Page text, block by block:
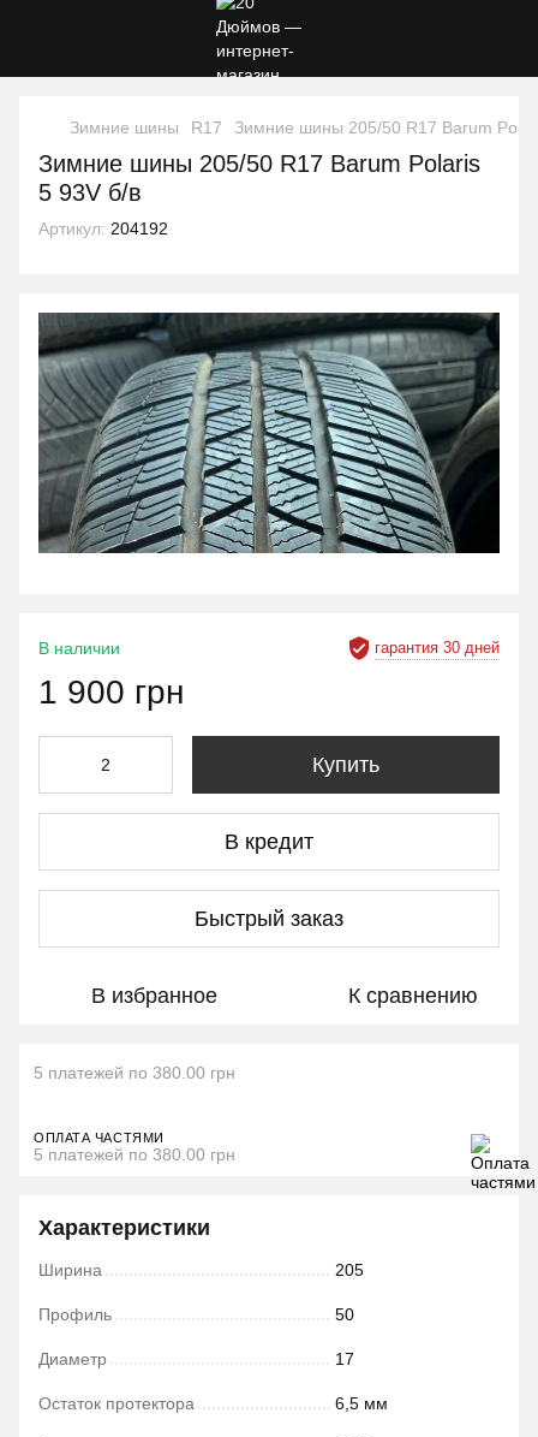
Зимние шины R17 Зимние шины 205/50 R17 Barum
Зимние шины 205/50 R17 Barum Polaris
5 93V б/в
Артикул: 204192
гарантия 30 дней
В наличии
1 900 грн
Купить
В кредит
Быстрый заказ
В избранное К сравнению
5 платежей по 380.00 грн
ОПЛАТА ЧАСТЯМИ
5 платежей по 380.00 грн
Характеристики
Ширина 205
Профиль 50
Диаметр 17
Остаток протектора 6,5 мм